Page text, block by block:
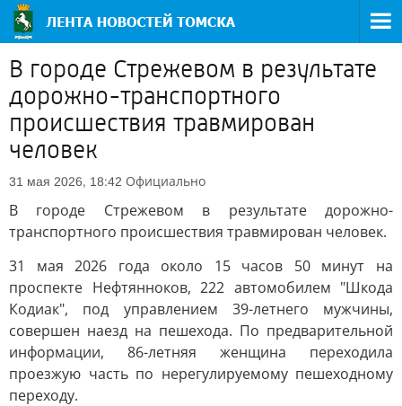
В городе Стрежевом в результате
дорожно-транспортного
происшествия травмирован
человек
31 мая 2026, 18:42 Официально
В городе Стрежевом в результате дорожно-
транспортного происшествия травмирован человек.
31 мая 2026 года около 15 часов 50 минут на
проспекте Нефтянноков, 222 автомобилем "Шкода
Кодиак", под управлением 39-летнего мужчины,
совершен наезд на пешехода. По предварительной
информации, 86-летняя женщина переходила
проезжую часть по нерегулируемому пешеходному
переходу.